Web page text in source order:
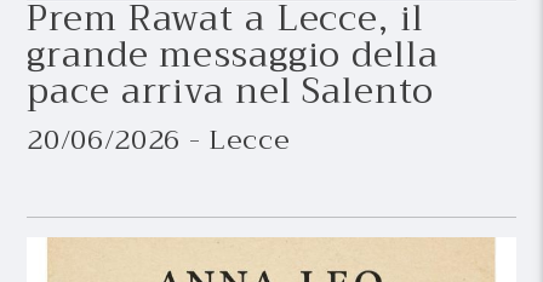
Prem Rawat a Lecce, il
grande messaggio della
pace arriva nel Salento
20/06/2026 - Lecce